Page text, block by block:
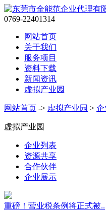
0769-22401314
网站首页
关于我们
服务项目
资料下载
新闻资讯
虚拟产业园
网站首页 -> 虚拟产业园 > 企
虚拟产业园
企业列表
资源共享
合作伙伴
企业展示
重磅！营业税条例将正式被..